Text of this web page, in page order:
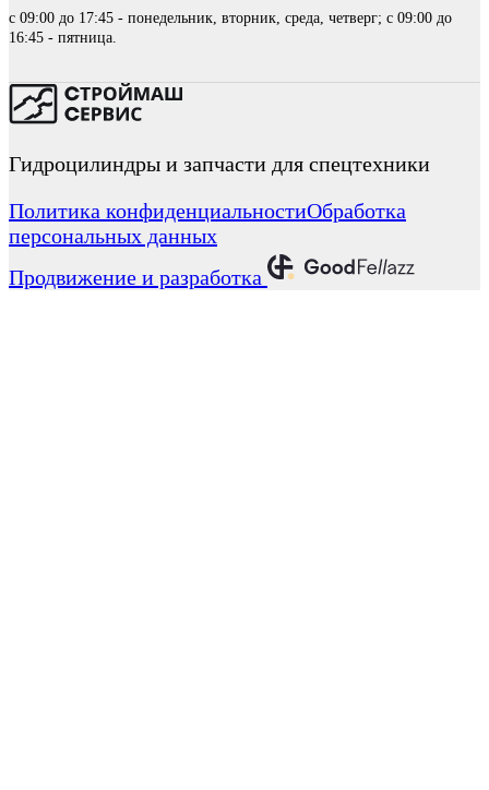
с 09:00 до 17:45 - понедельник, вторник, среда, четверг; с 09:00 до
16:45 - пятница.
Гидроцилиндры и запчасти для спецтехники
Политика конфиденциальностиОбработка
персональных данных
Продвижение и разработка